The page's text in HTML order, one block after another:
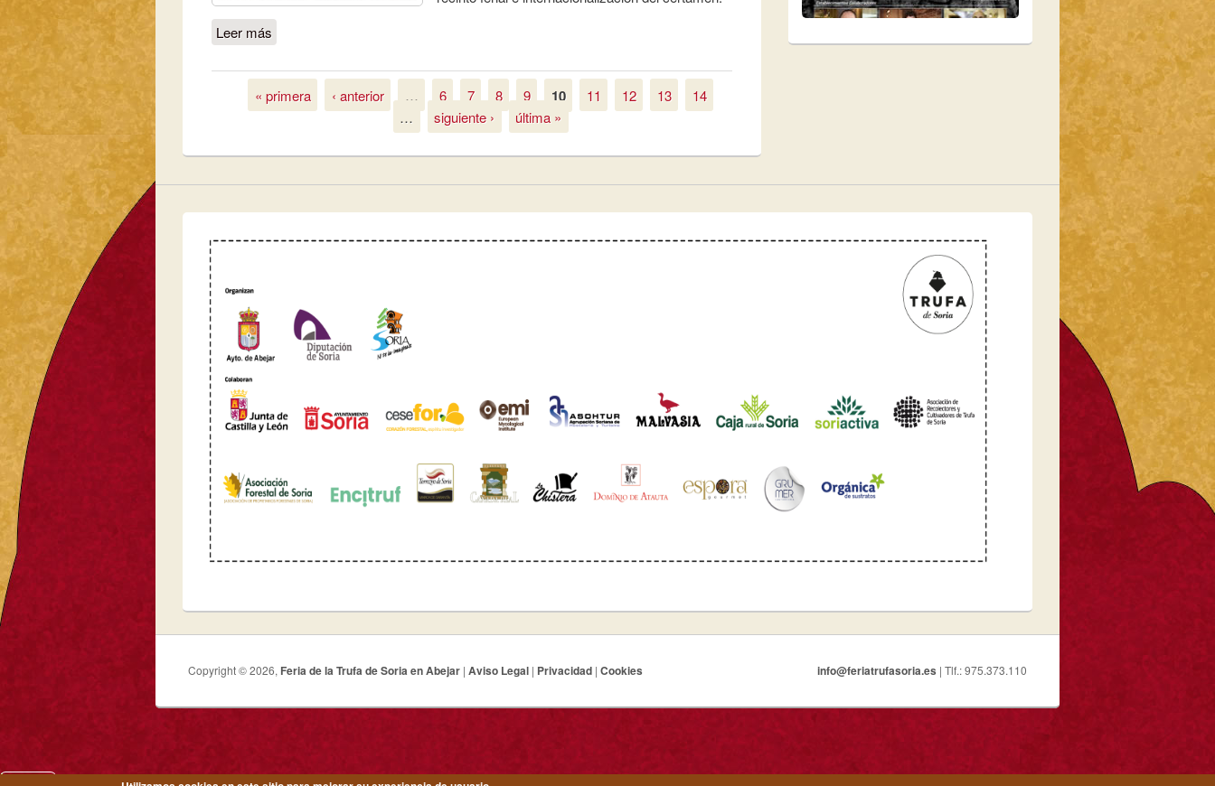
Leer más
Páginas
« primera ‹ anterior … 6 7 8 9 10 11 12 13
14
…
siguiente › última »
Copyright © 2026, Feria de la Trufa de Soria en Abejar| Aviso Legal| Privacidad| Cookies info@feriatrufasoria.es | Tlf.: 975.373.110